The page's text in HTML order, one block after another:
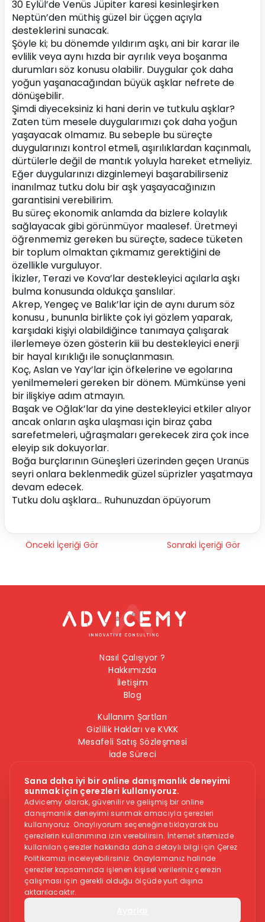
30 Eylül’de Venüs Jüpiter karesi kesinleşirken
Neptün’den müthiş güzel bir üçgen açıyla
desteklerini sunacak.
Şöyle ki; bu dönemde yıldırım aşkı, ani bir karar ile
evlilik veya aynı hızda bir ayrılık veya boşanma
durumları söz konusu olabilir. Duygular çok daha
yoğun yaşanacağından büyük aşklar nefrete de
dönüşebilir.
Şimdi diyeceksiniz ki hani derin ve tutkulu aşklar?
Zaten tüm mesele duygularımızı çok daha yoğun
yaşayacak olmamız. Bu sebeple bu süreçte
duygularınızı kontrol etmeli, aşırılıklardan kaçınmalı,
dürtülerle değil de mantık yoluyla hareket etmeliyiz.
Eğer duygularınızı dizginlemeyi başarabilirseniz
inanılmaz tutku dolu bir aşk yaşayacağınızın
garantisini verebilirim.
Bu süreç ekonomik anlamda da bizlere kolaylık
sağlayacak gibi görünmüyor maalesef. Üretmeyi
öğrenmemiz gereken bu süreçte, sadece tüketen
bir toplum olmaktan çıkmamız gerektiğini de
özellikle vurguluyor.
İkizler, Terazi ve Kova’lar destekleyici açılarla aşkı
bulma konusunda oldukça şanslılar.
Akrep, Yengeç ve Balık’lar için de aynı durum söz
konusu , bununla birlikte çok iyi gözlem yaparak,
karşıdaki kişiyi olabildiğince tanımaya çalışarak
ilerlemeye özen gösterin kiii bu destekleyici enerji
bir hayal kırıklığı ile sonuçlanmasın.
Koç, Aslan ve Yay’lar için öfkelerine ve egolarına
yenilmemeleri gereken bir dönem. Mümkünse yeni
bir ilişkiye adım atmayın.
Başak ve Oğlak’lar da yine destekleyici etkiler alıyor
ancak onların aşka ulaşması için biraz çaba
sarefetmeleri, uğraşmaları gerekecek zira çok ince
eleyip sık dokuyorlar.
Boğa burçlarının Güneşleri üzerinden geçen Uranüs
seyri onlara beklenmedik güzel süprizler yaşatmaya
devam edecek.
Tutku dolu aşklara… Ruhunuzdan öpüyorum
Önceki İçeriği Gör Sonraki İçeriği Gör
Sana daha iyi bir online danışmanlık deneyimi
sunmak için çerezleri kullanıyoruz.
Advicemy olarak, güvenilir ve gelişmiş bir online
danışmanlık deneyimi sunmak amacıyla çerezleri
kullanıyoruz. Onaylıyorum seçeneğine tıklayarak bu
çerezlerin kullanımına izin verebilirsin. İnternet sitemizde
kullanılan çerezler hakkında daha detaylı bilgi için Çerez
Politikamızı inceleyebilirsiniz. Onaylamanız halinde
çerezler kapsamında işlenen kişisel verileriniz çerezin
çalışması için gerekli olduğu ölçüde yurt dışına
aktarılacaktır.
Nasıl Çalışıyor ?
Hakkımızda
İletişim
Blog
Kullanım Şartları
Gizlilik Hakları ve KVKK
Mesafeli Satış Sözleşmesi
İade Süreci
Bilgi Güvenliği Politikası
Bizi Takip Edin
Dikkat -Online danışmanlık hizmeti, herkese uygun bir hizmet
değildir. İntihar veya kendine zarar vermek gibi düşüncelere